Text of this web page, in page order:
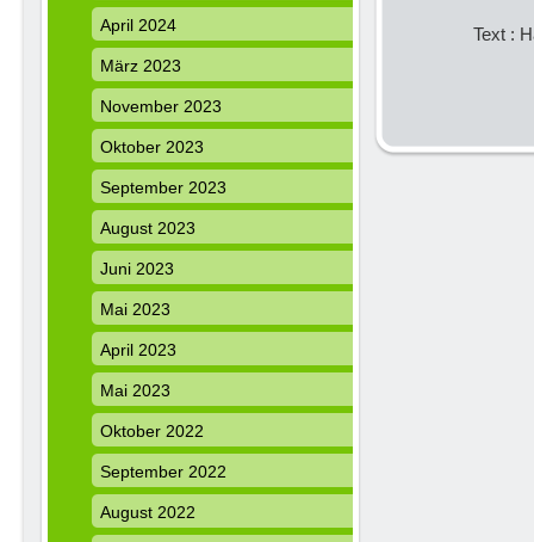
Text :
April 2024
März 2023
November 2023
Oktober 2023
September 2023
August 2023
Juni 2023
Mai 2023
April 2023
Mai 2023
Oktober 2022
September 2022
August 2022